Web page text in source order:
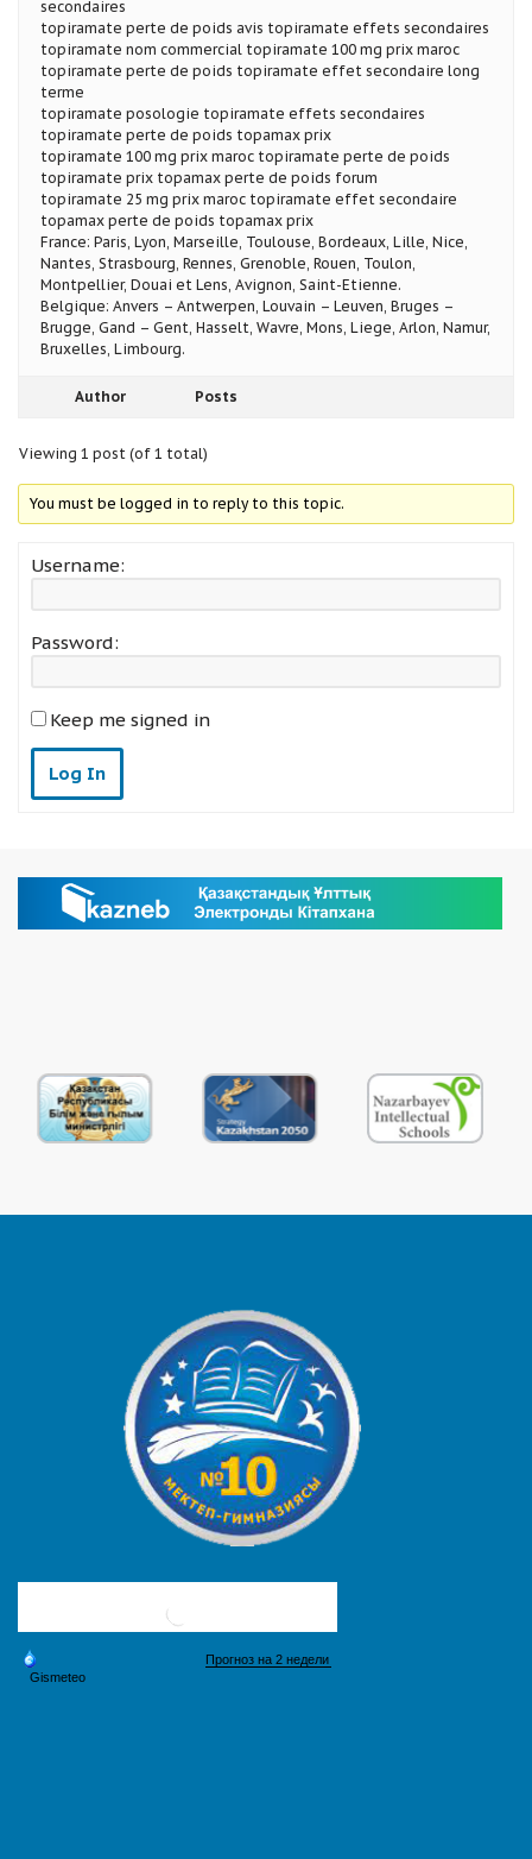
secondaires
topiramate perte de poids avis topiramate effets secondaires
topiramate nom commercial topiramate 100 mg prix maroc
topiramate perte de poids topiramate effet secondaire long
terme
topiramate posologie topiramate effets secondaires
topiramate perte de poids topamax prix
topiramate 100 mg prix maroc topiramate perte de poids
topiramate prix topamax perte de poids forum
topiramate 25 mg prix maroc topiramate effet secondaire
topamax perte de poids topamax prix
France: Paris, Lyon, Marseille, Toulouse, Bordeaux, Lille, Nice,
Nantes, Strasbourg, Rennes, Grenoble, Rouen, Toulon,
Montpellier, Douai et Lens, Avignon, Saint-Etienne.
Belgique: Anvers – Antwerpen, Louvain – Leuven, Bruges –
Brugge, Gand – Gent, Hasselt, Wavre, Mons, Liege, Arlon, Namur,
Bruxelles, Limbourg.
Author Posts
Viewing 1 post (of 1 total)
You must be logged in to reply to this topic.
Username:
Password:
Keep me signed in
Log In